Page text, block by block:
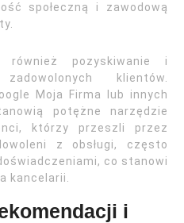
społeczną i zawodową
pozyskiwanie i
klientów.
Moja Firma lub innych
potężne narzędzie
którzy przeszli przez
z obsługi, często
co stanowi
kancelarii.
i